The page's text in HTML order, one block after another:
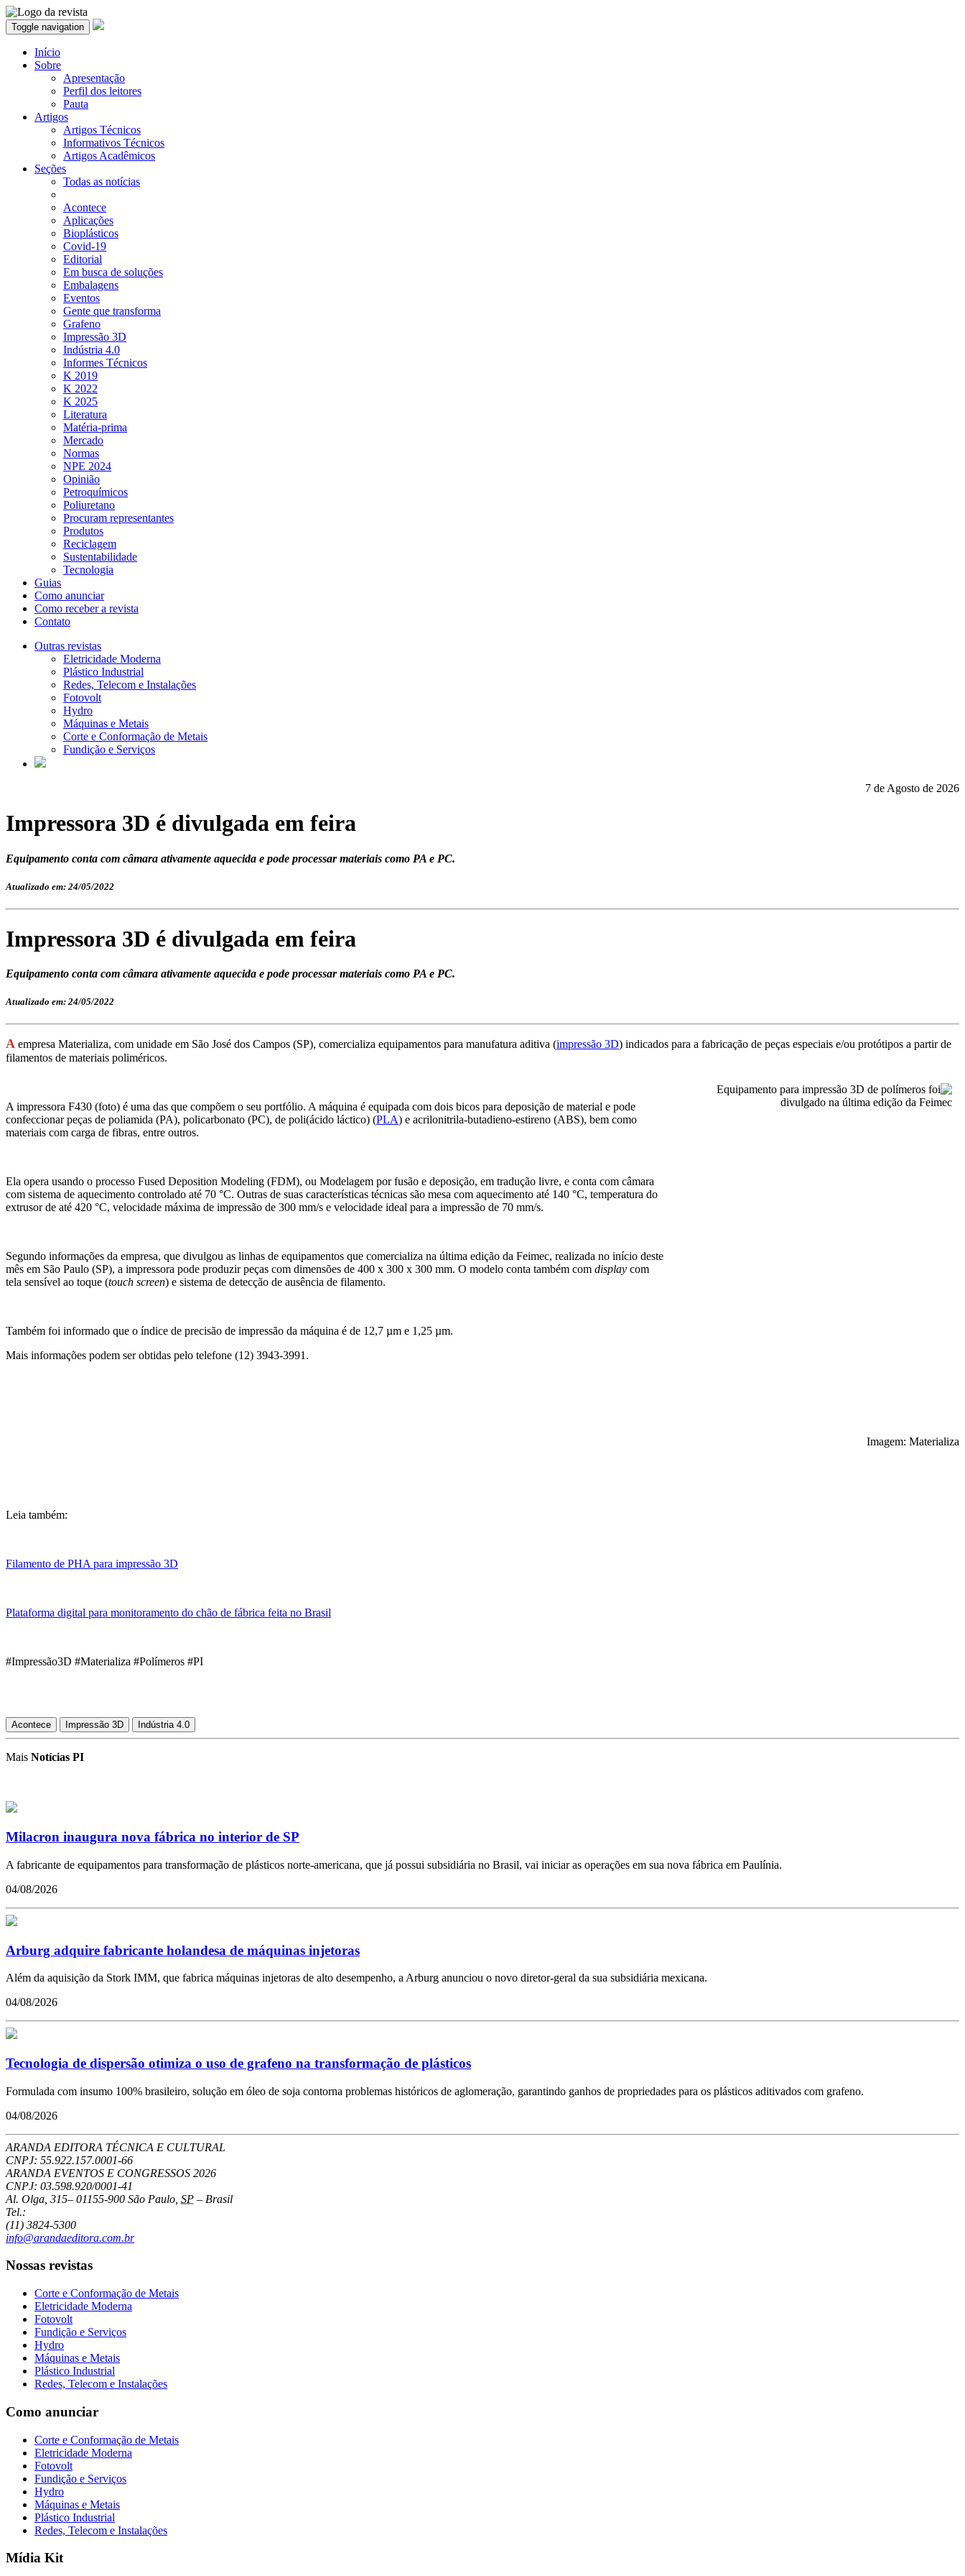
Toggle navigation
Início
Sobre
Apresentação
Perfil dos leitores
Pauta
Artigos
Artigos Técnicos
Informativos Técnicos
Artigos Acadêmicos
Seções
Todas as notícias
Acontece
Aplicações
Bioplásticos
Covid-19
Editorial
Em busca de soluções
Embalagens
Eventos
Gente que transforma
Grafeno
Impressão 3D
Indústria 4.0
Informes Técnicos
K 2019
K 2022
K 2025
Literatura
Matéria-prima
Mercado
Normas
NPE 2024
Opinião
Petroquímicos
Poliuretano
Procuram representantes
Produtos
Reciclagem
Sustentabilidade
Tecnologia
Guias
Como anunciar
Como receber a revista
Contato
Outras revistas
Eletricidade Moderna
Plástico Industrial
Redes, Telecom e Instalações
Fotovolt
Hydro
Máquinas e Metais
Corte e Conformação de Metais
Fundição e Serviços
7 de Agosto de 2026
Impressora 3D é divulgada em feira
Equipamento conta com câmara ativamente aquecida e pode processar materiais como PA e PC.
Atualizado em: 24/05/2022
Impressora 3D é divulgada em feira
Equipamento conta com câmara ativamente aquecida e pode processar materiais como PA e PC.
Atualizado em: 24/05/2022
A empresa Materializa, com unidade em São José dos Campos (SP), comercializa equipamentos para manufatura aditiva (impressão 3D) indicados para a fabricação de peças especiais e/ou protótipos a partir de
filamentos de materiais poliméricos.
A impressora F430 (foto) é uma das que compõem o seu portfólio. A máquina é equipada com dois bicos para deposição de material e pode
confeccionar peças de poliamida (PA), policarbonato (PC), de poli(ácido láctico) (PLA) e acrilonitrila-butadieno-estireno (ABS), bem como
materiais com carga de fibras, entre outros.
Ela opera usando o processo Fused Deposition Modeling (FDM), ou Modelagem por fusão e deposição, em tradução livre, e conta com câmara
com sistema de aquecimento controlado até 70 °C. Outras de suas características técnicas são mesa com aquecimento até 140 °C, temperatura do
extrusor de até 420 °C, velocidade máxima de impressão de 300 mm/s e velocidade ideal para a impressão de 70 mm/s.
Segundo informações da empresa, que divulgou as linhas de equipamentos que comercializa na última edição da Feimec, realizada no início deste
mês em São Paulo (SP), a impressora pode produzir peças com dimensões de 400 x 300 x 300 mm. O modelo conta também com display com
tela sensível ao toque (touch screen) e sistema de detecção de ausência de filamento.
Também foi informado que o índice de precisão de impressão da máquina é de 12,7 µm e 1,25 µm.
Mais informações podem ser obtidas pelo telefone (12) 3943-3991.
Imagem: Materializa
Leia também:
Filamento de PHA para impressão 3D
Plataforma digital para monitoramento do chão de fábrica feita no Brasil
#Impressão3D #Materializa #Polímeros #PI
Acontece Impressão 3D Indústria 4.0
Mais Notícias PI
Milacron inaugura nova fábrica no interior de SP
A fabricante de equipamentos para transformação de plásticos norte-americana, que já possui subsidiária no Brasil, vai iniciar as operações em sua nova fábrica em Paulínia.
04/08/2026
Arburg adquire fabricante holandesa de máquinas injetoras
Além da aquisição da Stork IMM, que fabrica máquinas injetoras de alto desempenho, a Arburg anunciou o novo diretor-geral da sua subsidiária mexicana.
04/08/2026
Tecnologia de dispersão otimiza o uso de grafeno na transformação de plásticos
Formulada com insumo 100% brasileiro, solução em óleo de soja contorna problemas históricos de aglomeração, garantindo ganhos de propriedades para os plásticos aditivados com grafeno.
04/08/2026
ARANDA EDITORA TÉCNICA E CULTURAL
CNPJ: 55.922.157.0001-66
ARANDA EVENTOS E CONGRESSOS 2026
CNPJ: 03.598.920/0001-41
Al. Olga, 315– 01155-900 São Paulo SP – Brasil
Tel.:
(11) 3824-5300
info@arandaeditora.com.br
Nossas revistas
Corte e Conformação de Metais
Eletricidade Moderna
Fotovolt
Fundição e Serviços
Hydro
Máquinas e Metais
Plástico Industrial
Redes, Telecom e Instalações
Como anunciar
Corte e Conformação de Metais
Eletricidade Moderna
Fotovolt
Fundição e Serviços
Hydro
Máquinas e Metais
Plástico Industrial
Redes, Telecom e Instalações
Mídia Kit